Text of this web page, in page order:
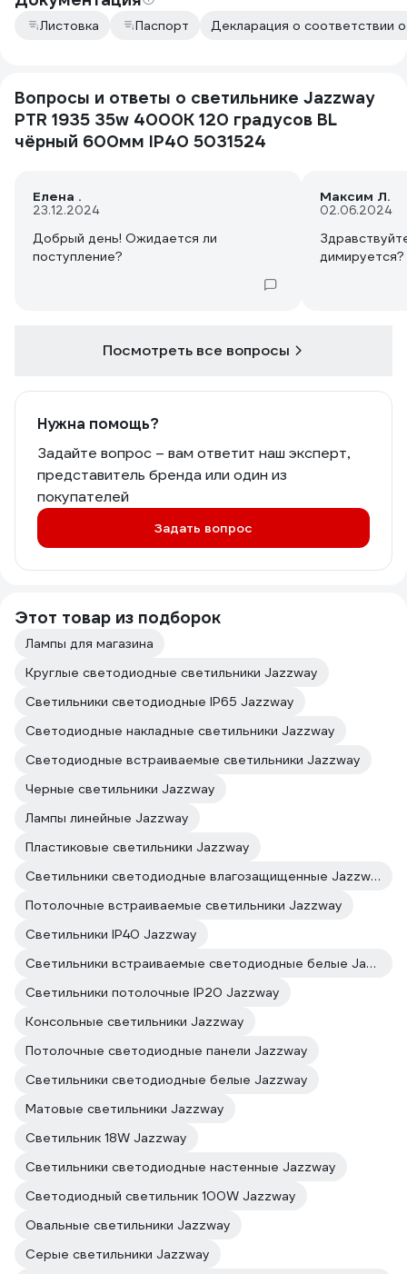
Листовка Паспорт Декларация о соответствии
Вопросы и ответы о светильнике Jazzway
PTR 1935 35w 4000K 120 градусов BL
чёрный 600мм IP40 5031524
Елена .
23.12.2024
Добрый день! Ожидается ли
поступление?
Максим Л.
02.06.2024
димируется?
Посмотреть все вопросы
Нужна помощь?
Задайте вопрос – вам ответит наш эксперт,
представитель бренда или один из
покупателей
Задать вопрос
Этот товар из подборок
Лампы для магазина
Круглые светодиодные светильники Jazzway
Светильники светодиодные IP65 Jazzway
Светодиодные накладные светильники Jazzway
Светодиодные встраиваемые светильники Jazzway
Черные светильники Jazzway
Лампы линейные Jazzway
Пластиковые светильники Jazzway
Светильники светодиодные влагозащищенные Jazzway
Потолочные встраиваемые светильники Jazzway
Светильники IP40 Jazzway
Светильники встраиваемые светодиодные белые Jazzway
Светильники потолочные IP20 Jazzway
Консольные светильники Jazzway
Потолочные светодиодные панели Jazzway
Светильники светодиодные белые Jazzway
Матовые светильники Jazzway
Светильник 18W Jazzway
Светильники светодиодные настенные Jazzway
Светодиодный светильник 100W Jazzway
Овальные светильники Jazzway
Серые светильники Jazzway